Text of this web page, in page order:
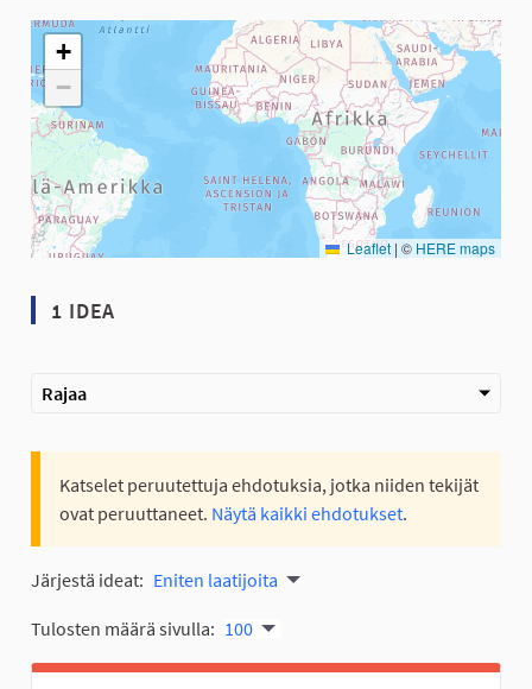
Seuraavassa elementissä on kartta, joka esittää tämän sivun
+
−
Leaflet | © HERE maps
1 IDEA
Rajaa
Katselet peruutettuja ehdotuksia, jotka niiden tekijät
ovat peruuttaneet. Näytä kaikki ehdotukset.
Järjestä ideat: Eniten laatijoita
Tulosten määrä sivulla: 100